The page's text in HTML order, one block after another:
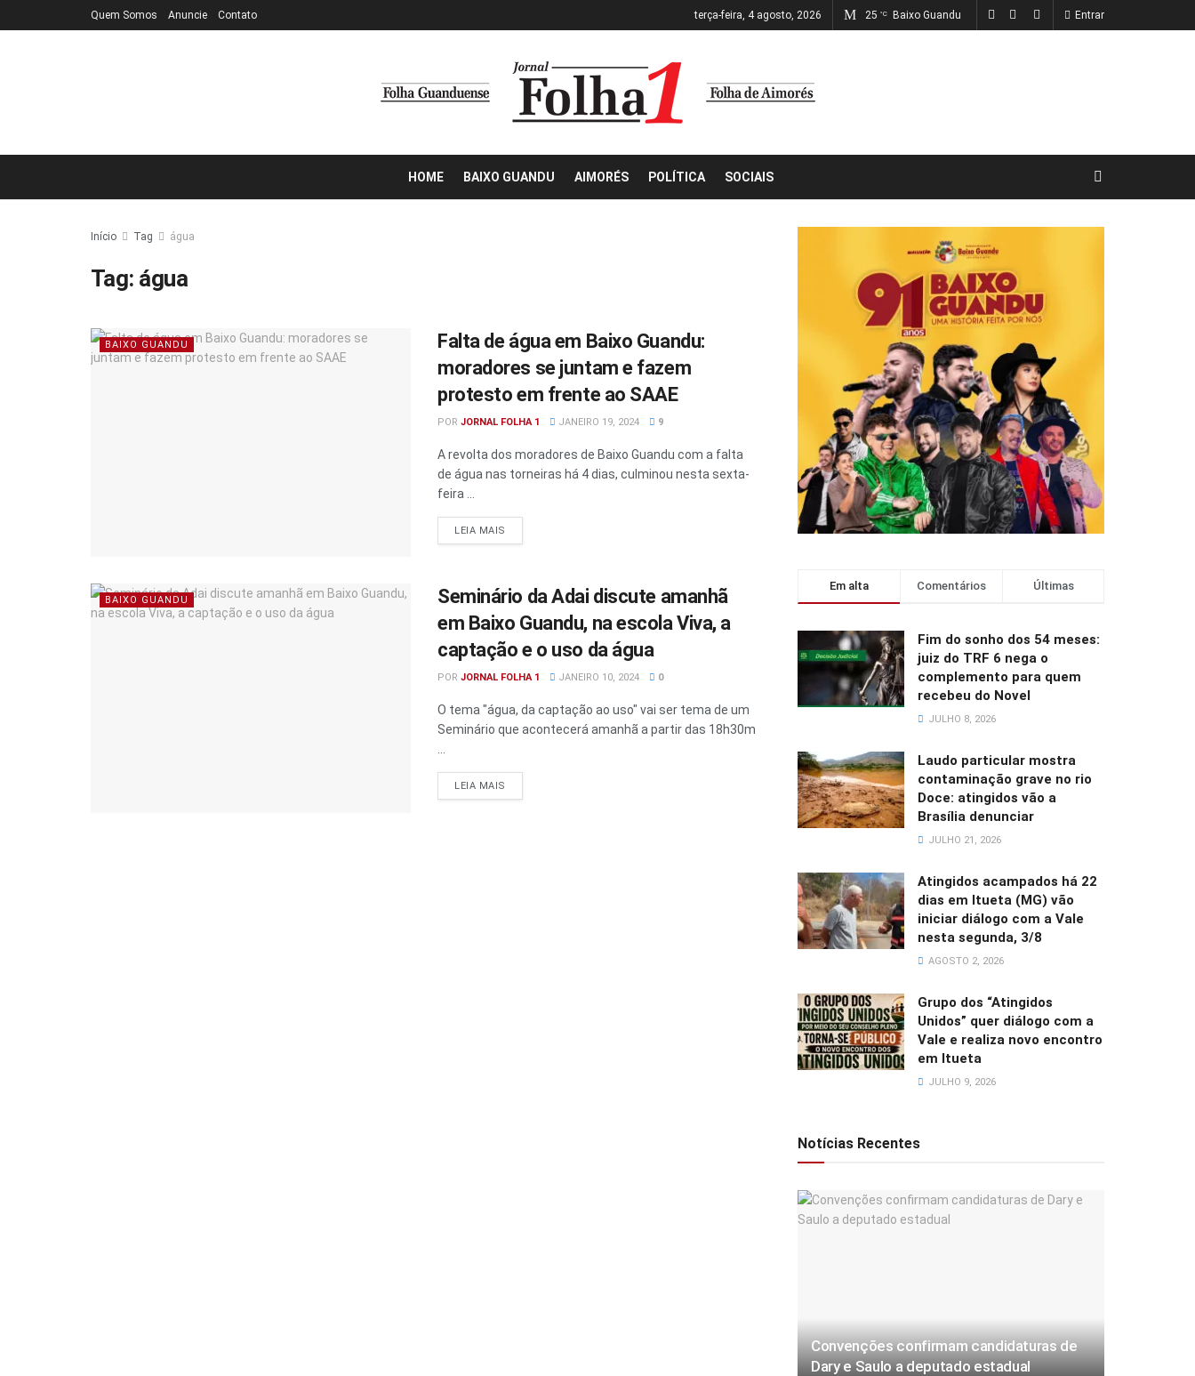
Quem Somos Anuncie Contato terça-feira, 4 agosto, 2026 25 °C Baixo Guandu Entrar
HOME BAIXO GUANDU AIMORÉS POLÍTICA SOCIAIS
Início Tag água
Tag: água
BAIXO GUANDU
Falta de água em Baixo Guandu:
moradores se juntam e fazem
protesto em frente ao SAAE
POR JORNAL FOLHA 1 JANEIRO 19, 2024 9
A revolta dos moradores de Baixo Guandu com a falta
de água nas torneiras há 4 dias, culminou nesta sexta-
feira ...
LEIA MAIS
BAIXO GUANDU
Seminário da Adai discute amanhã
em Baixo Guandu, na escola Viva, a
captação e o uso da água
POR JORNAL FOLHA 1 JANEIRO 10, 2024 0
O tema "água, da captação ao uso" vai ser tema de um
Seminário que acontecerá amanhã a partir das 18h30m
...
LEIA MAIS
Em alta Comentários Últimas
Fim do sonho dos 54 meses:
juiz do TRF 6 nega o
complemento para quem
recebeu do Novel
JULHO 8, 2026
Laudo particular mostra
contaminação grave no rio
Doce: atingidos vão a
Brasília denunciar
JULHO 21, 2026
Atingidos acampados há 22
dias em Itueta (MG) vão
iniciar diálogo com a Vale
nesta segunda, 3/8
AGOSTO 2, 2026
Grupo dos “Atingidos
Unidos” quer diálogo com a
Vale e realiza novo encontro
em Itueta
JULHO 9, 2026
Notícias Recentes
Convenções confirmam candidaturas de
Dary e Saulo a deputado estadual